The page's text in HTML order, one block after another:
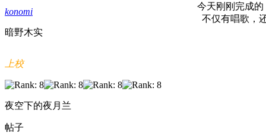
konomi
暗野木实
上校
夜空下的夜月兰
帖子
今天刚刚完成
不仅有唱歌，